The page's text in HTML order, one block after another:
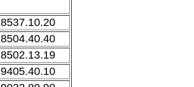
8537.10.20
8504.40.40
8502.13.19
9405.40.10